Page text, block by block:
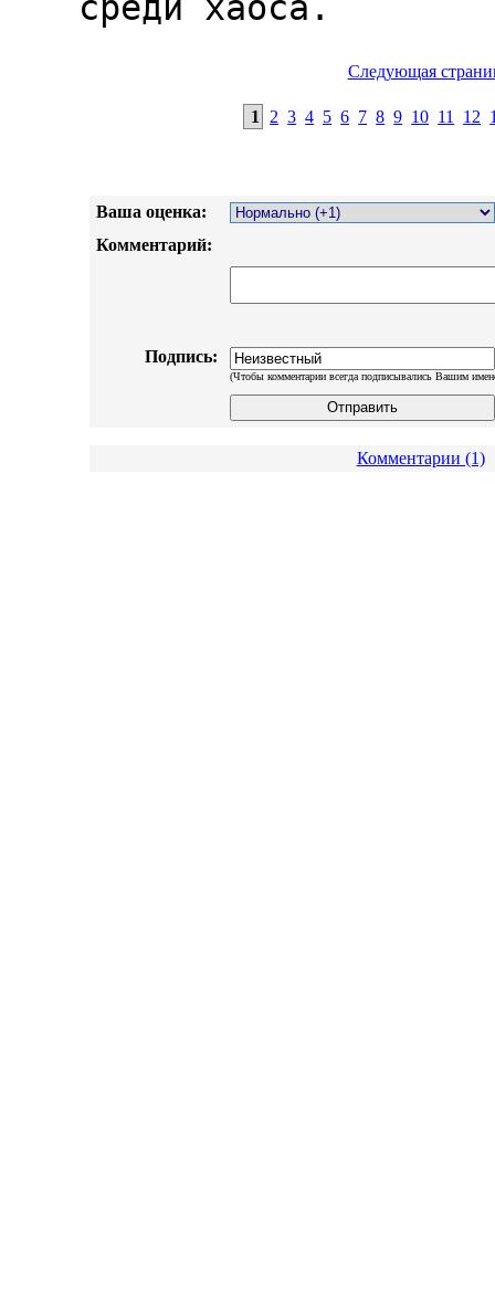
Следующая
1 2 3 4 5 6 7 8 9 10 11 12
Ваша оценка:
Комментарий:
Подпись:
(Чтобы комментарии всегда подписывались Вашим
Комментарии (1)